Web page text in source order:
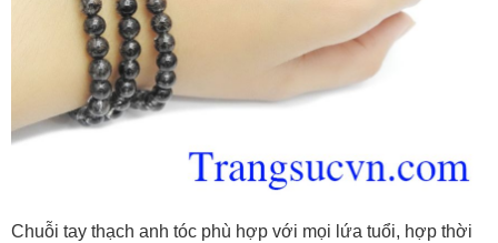
Chuỗi tay thạch anh tóc phù hợp với mọi lứa tuổi, hợp thời